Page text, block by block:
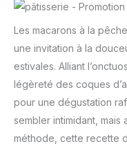
Les macarons à la
une invitation à la
estivales. Alliant
légèreté des coques
pour une dégustation
sembler intimidant,
méthode, cette recette